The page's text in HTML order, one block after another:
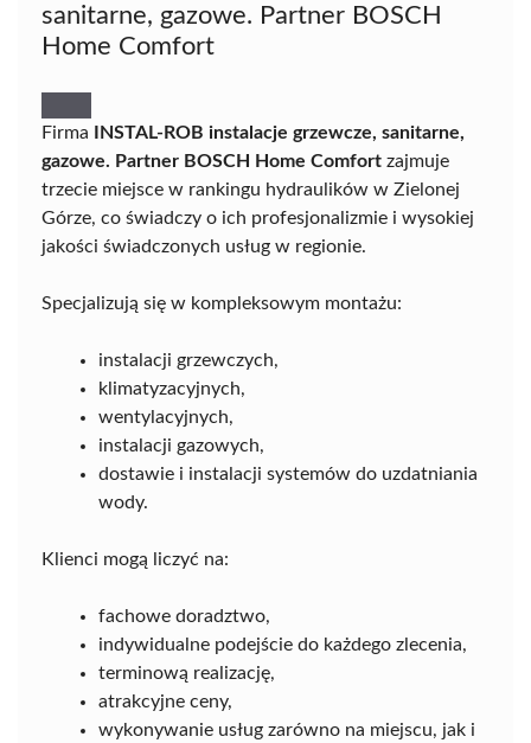
sanitarne, gazowe. Partner BOSCH
Home Comfort
Firma
INSTAL-ROB instalacje grzewcze, sanitarne,
gazowe. Partner BOSCH Home Comfort zajmuje
trzecie miejsce w rankingu hydraulików w Zielonej
Górze, co świadczy o ich profesjonalizmie i wysokiej
jakości świadczonych usług w regionie.
Specjalizują się w kompleksowym montażu:
instalacji grzewczych,
klimatyzacyjnych,
wentylacyjnych,
instalacji gazowych,
dostawie i instalacji systemów do uzdatniania
wody.
Klienci mogą liczyć na:
fachowe doradztwo,
indywidualne podejście do każdego zlecenia,
terminową realizację,
atrakcyjne ceny,
wykonywanie usług zarówno na miejscu, jak i